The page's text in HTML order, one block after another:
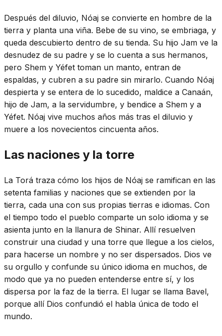
Después del diluvio, Nóaj se convierte en hombre de la
tierra y planta una viña. Bebe de su vino, se embriaga, y
queda descubierto dentro de su tienda. Su hijo Jam ve la
desnudez de su padre y se lo cuenta a sus hermanos,
pero Shem y Yéfet toman un manto, entran de
espaldas, y cubren a su padre sin mirarlo. Cuando Nóaj
despierta y se entera de lo sucedido, maldice a Canaán,
hijo de Jam, a la servidumbre, y bendice a Shem y a
Yéfet. Nóaj vive muchos años más tras el diluvio y
muere a los novecientos cincuenta años.
Las naciones y la torre
La Torá traza cómo los hijos de Nóaj se ramifican en las
setenta familias y naciones que se extienden por la
tierra, cada una con sus propias tierras e idiomas. Con
el tiempo todo el pueblo comparte un solo idioma y se
asienta junto en la llanura de Shinar. Allí resuelven
construir una ciudad y una torre que llegue a los cielos,
para hacerse un nombre y no ser dispersados. Dios ve
su orgullo y confunde su único idioma en muchos, de
modo que ya no pueden entenderse entre sí, y los
dispersa por la faz de la tierra. El lugar se llama Bavel,
porque allí Dios confundió el habla única de todo el
mundo.